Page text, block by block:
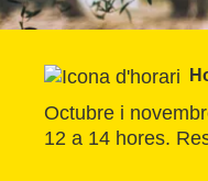
Octubre i
12 a 14 hores.